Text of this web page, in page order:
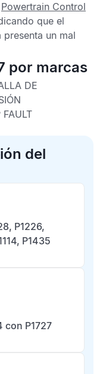
Powertrain Control
que el
un mal
por marcas
DE
FAULT
del
P1226,
P1435
con P1727